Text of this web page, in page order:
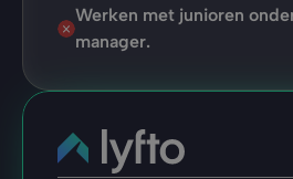
Werken met junioren
manager.